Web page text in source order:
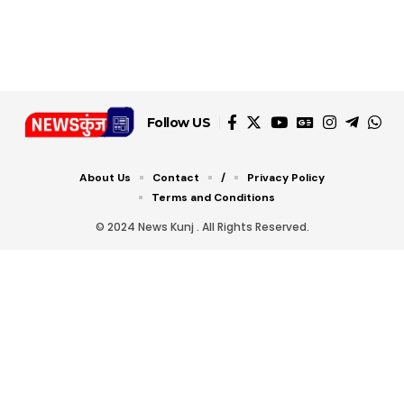
Follow US
© 2024 News Kunj . All Rights Reserved.
About Us Contact /
Privacy Policy
Terms and Conditions